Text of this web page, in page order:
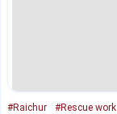
#Raichur #Rescue work